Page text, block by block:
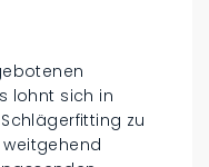
lohnt sich in
zu